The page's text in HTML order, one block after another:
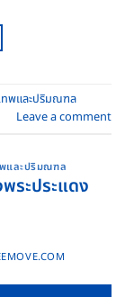
ทพและปริมณฑล
Leave a comment
และปริมณฑล
ระประแดง